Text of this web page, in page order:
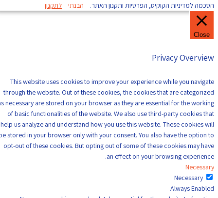
הסכמה למדיניות הקוקיס, הפרטיות ותקנון האתר.
הבנתי לתקנון
Close
Privacy Overview
This website uses cookies to improve your experience while you navigate
through the website. Out of these cookies, the cookies that are categorized
as necessary are stored on your browser as they are essential for the working
of basic functionalities of the website. We also use third-party cookies that
help us analyze and understand how you use this website. These cookies will
be stored in your browser only with your consent. You also have the option to
opt-out of these cookies. But opting out of some of these cookies may have
an effect on your browsing experience.
Necessary
Necessary
Always Enabled